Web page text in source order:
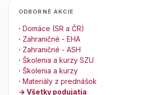
ODBORNÉ AKCIE
· Domáce (SR a ČR)
· Zahraničné - EHA
· Zahraničné - ASH
· Školenia a kurzy SZU
· Školenia a kurzy
· Materiály z prednášok
→ Všetky podujatia